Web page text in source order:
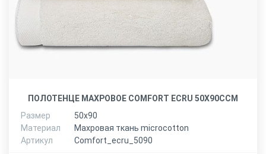
ПОЛОТЕНЦЕ МАХРОВОЕ COMFORT ECRU 50Х90ССМ
Размер
50х90
Материал
Махровая ткань microcotton
Артикул
Comfort_ecru_5090